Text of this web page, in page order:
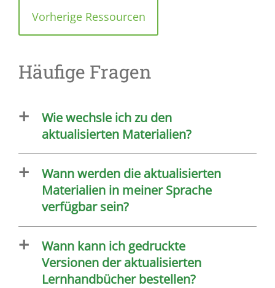
Vorherige Ressourcen
Häufige Fragen
Wie wechsle ich zu den
aktualisierten Materialien?
Wann werden die aktualisierten
Materialien in meiner Sprache
verfügbar sein?
Wann kann ich gedruckte
Versionen der aktualisierten
Lernhandbücher bestellen?